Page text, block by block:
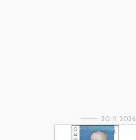
20. 11. 2026